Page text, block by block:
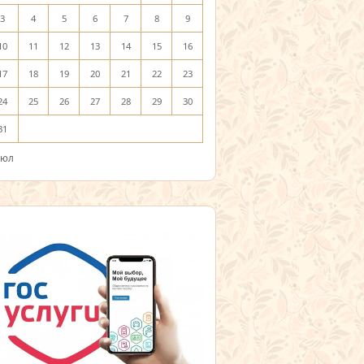
3 4 5 6 7 8 9
11 12 13 14 15 16
18 19 20 21 22 23
25 26 27 28 29 30